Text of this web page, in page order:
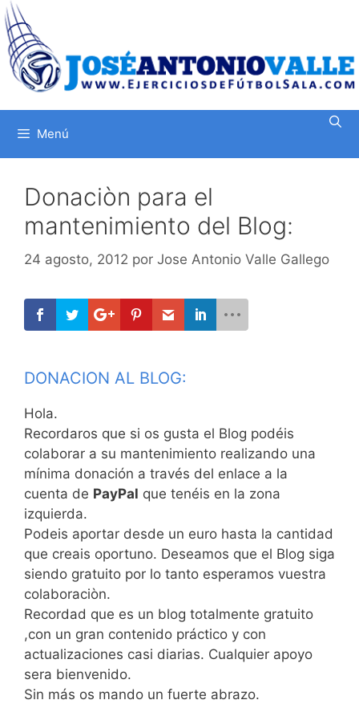
Saltar
al
contenido
Menú
Donaciòn para el
mantenimiento del Blog:
24 agosto, 2012 por Jose Antonio Valle Gallego
DONACION AL BLOG:
Hola.
Recordaros que si os gusta el Blog podéis
colaborar a su mantenimiento realizando una
mínima donación a través del enlace a la
cuenta de PayPal que tenéis en la zona
izquierda.
Podeis aportar desde un euro hasta la cantidad
que creais oportuno. Deseamos que el Blog siga
siendo gratuito por lo tanto esperamos vuestra
colaboraciòn.
Recordad que es un blog totalmente gratuito
,con un gran contenido práctico y con
actualizaciones casi diarias. Cualquier apoyo
sera bienvenido.
Sin más os mando un fuerte abrazo.